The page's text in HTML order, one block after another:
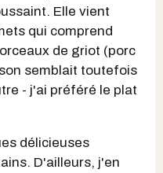
Elle vient
qui comprend
de griot (porc
semblait toutefois
- j'ai préféré le plat
délicieuses
D'ailleurs, j'en